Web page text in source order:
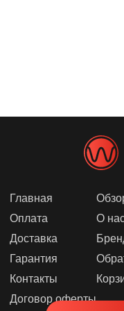
Главная
Оплата
Доставка
Гарантия
Контакты
Договор оферты
О